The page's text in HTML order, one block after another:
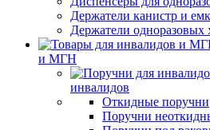
Держатели канистр и
Держатели одноразовых
и МГН
инвалидов
Откидные поручни
Поручни